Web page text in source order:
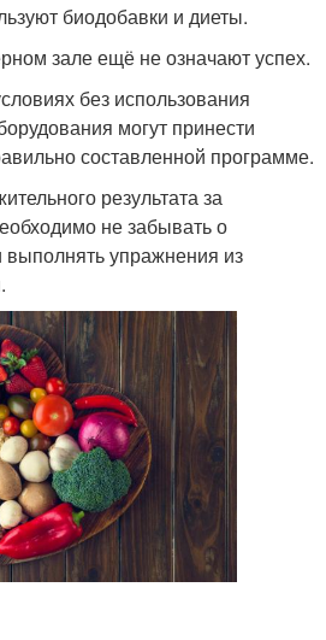
биодобавки и диеты.
зале ещё не означают успех.
без использования
могут принести
составленной программе.
результата за
не забывать о
упражнения из